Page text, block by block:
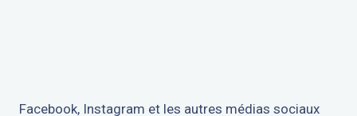
Facebook, Instagram et les autres médias sociaux